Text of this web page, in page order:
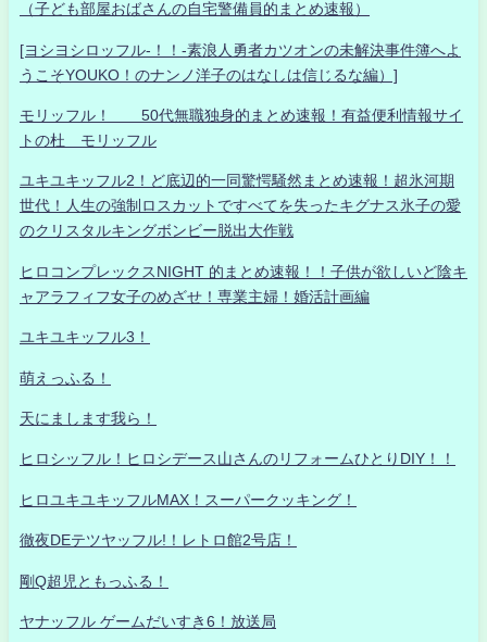
（子ども部屋おばさんの自宅警備員的まとめ速報）
[ヨシヨシロッフル-！！-素浪人勇者カツオンの未解決事件簿へよ
うこそYOUKO！のナンノ洋子のはなしは信じるな編）]
モリッフル！ 50代無職独身的まとめ速報！有益便利情報サイ
トの杜 モリッフル
ユキユキッフル2！ど底辺的一同驚愕騒然まとめ速報！超氷河期
世代！人生の強制ロスカットですべてを失ったキグナス氷子の愛
のクリスタルキングボンビー脱出大作戦
ヒロコンプレックスNIGHT 的まとめ速報！！子供が欲しいど陰キ
ャアラフィフ女子のめざせ！専業主婦！婚活計画編
ユキユキッフル3！
萌えっふる！
天にまします我ら！
ヒロシッフル！ヒロシデース山さんのリフォームひとりDIY！！
ヒロユキユキッフルMAX！スーパークッキング！
徹夜DEテツヤッフル!！レトロ館2号店！
剛Q超児ともっふる！
ヤナッフル ゲームだいすき6！放送局